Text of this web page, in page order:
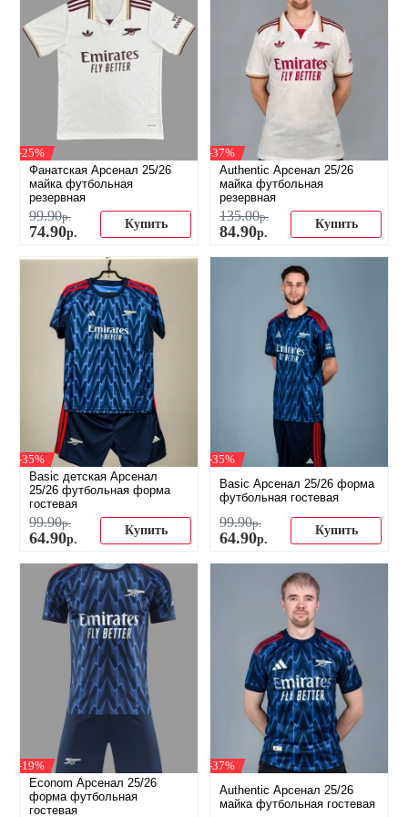
-25%
Фанатская Арсенал 25/26
майка футбольная
резервная
99.90р.
74.90р.
Купить
-37%
Authentic Арсенал 25/26
майка футбольная
резервная
135.00р.
84.90р.
Купить
-35%
Basic детская Арсенал
25/26 футбольная форма
гостевая
99.90р.
64.90р.
Купить
-35%
Basic Арсенал 25/26 форма
футбольная гостевая
99.90р.
64.90р.
Купить
-19%
Econom Арсенал 25/26
форма футбольная
гостевая
-37%
Authentic Арсенал 25/26
майка футбольная гостевая